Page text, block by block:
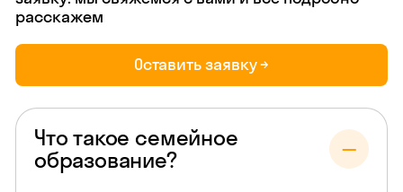
расскажем
Оставить заявку →
Что такое семейное
образование?